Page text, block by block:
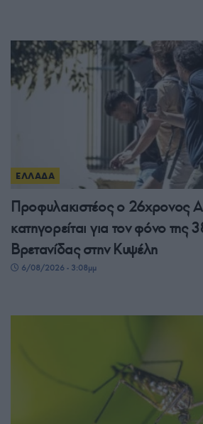
ΕΛΛΑΔΑ
Προφυλακιστέος ο 26χρονος
κατηγορείται για τον φόνο της
Βρετανίδας στην Κυψέλη
6/08/2026 - 3:08μμ